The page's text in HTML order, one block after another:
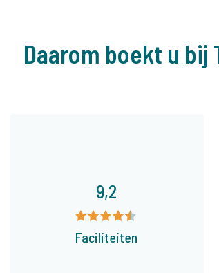
Daarom boekt u bij
9,2
Faciliteiten